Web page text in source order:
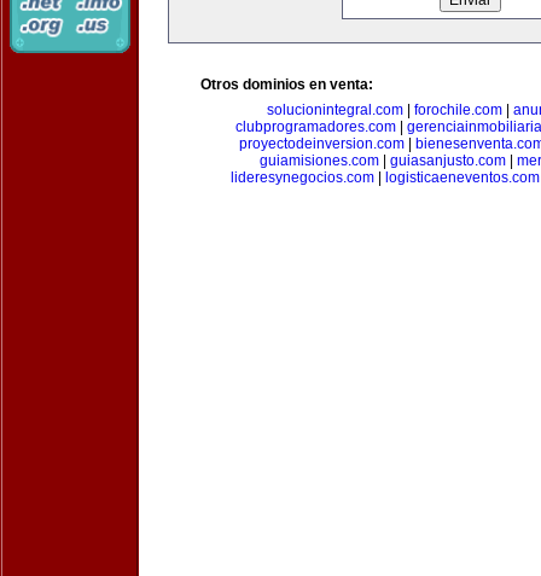
Otros dominios en venta:
solucionintegral.com| forochile.com|
clubprogramadores.com
proyectodeinversion.com|
guiamisiones.com
guiasanjusto.com
lideresynegocios.com
logisticaeneventos.com